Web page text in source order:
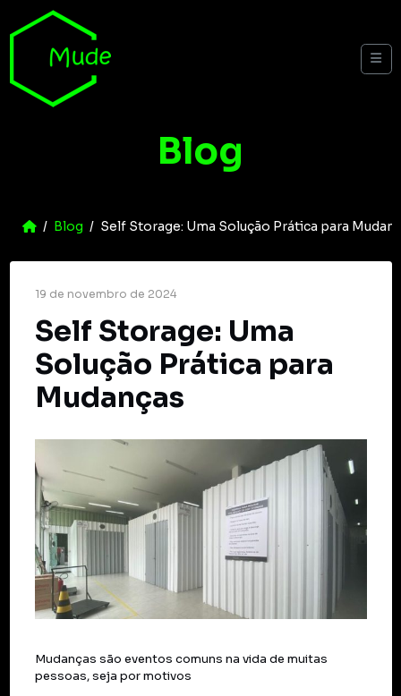
Skip to content
Blog
Home
Blog Self Storage: Uma Solução Prática para
19 de novembro de 2024
Self Storage: Uma
Solução Prática para
Mudanças
Mudanças são eventos comuns na vida de muitas
pessoas, seja por motivos